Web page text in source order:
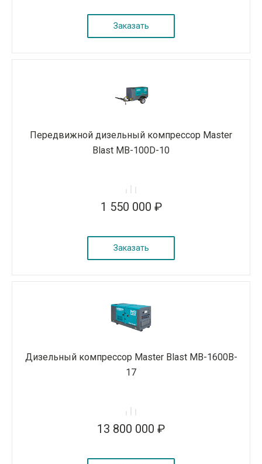
Заказать
Передвижной дизельный компрессор Master
Blast MB-100D-10
1 550 000 ₽
Заказать
Дизельный компрессор Master Blast MB-1600B-
17
13 800 000 ₽